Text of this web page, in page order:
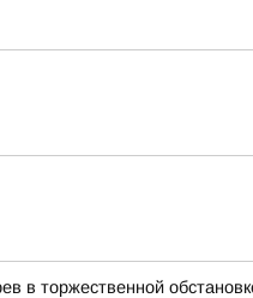
в торжественной